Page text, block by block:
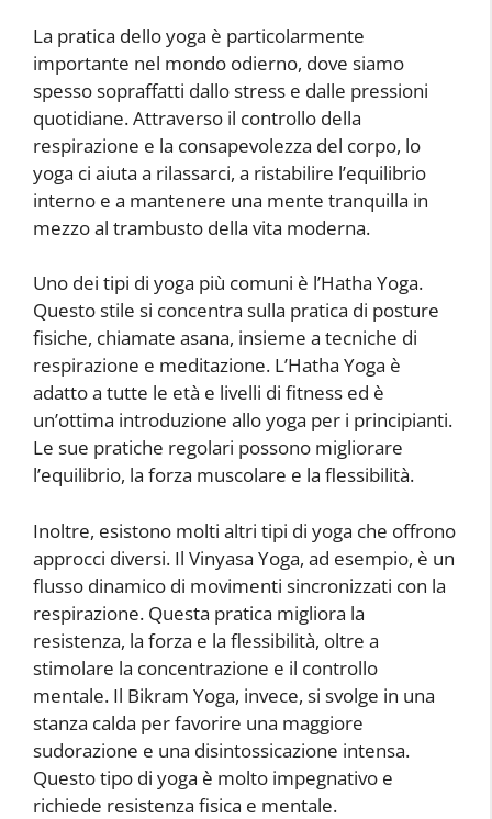
La pratica dello yoga è particolarmente
importante nel mondo odierno, dove siamo
spesso sopraffatti dallo stress e dalle pressioni
quotidiane. Attraverso il controllo della
respirazione e la consapevolezza del corpo, lo
yoga ci aiuta a rilassarci, a ristabilire l’equilibrio
interno e a mantenere una mente tranquilla in
mezzo al trambusto della vita moderna.
Uno dei tipi di yoga più comuni è l’Hatha Yoga.
Questo stile si concentra sulla pratica di posture
fisiche, chiamate asana, insieme a tecniche di
respirazione e meditazione. L’Hatha Yoga è
adatto a tutte le età e livelli di fitness ed è
un’ottima introduzione allo yoga per i principianti.
Le sue pratiche regolari possono migliorare
l’equilibrio, la forza muscolare e la flessibilità.
Inoltre, esistono molti altri tipi di yoga che offrono
approcci diversi. Il Vinyasa Yoga, ad esempio, è un
flusso dinamico di movimenti sincronizzati con la
respirazione. Questa pratica migliora la
resistenza, la forza e la flessibilità, oltre a
stimolare la concentrazione e il controllo
mentale. Il Bikram Yoga, invece, si svolge in una
stanza calda per favorire una maggiore
sudorazione e una disintossicazione intensa.
Questo tipo di yoga è molto impegnativo e
richiede resistenza fisica e mentale.